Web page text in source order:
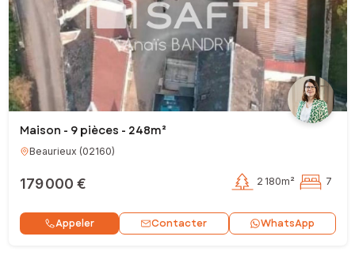
Maison - 9 pièces - 248m²
Beaurieux (02160)
179 000 € 2 180m² 7
Appeler Contacter WhatsApp